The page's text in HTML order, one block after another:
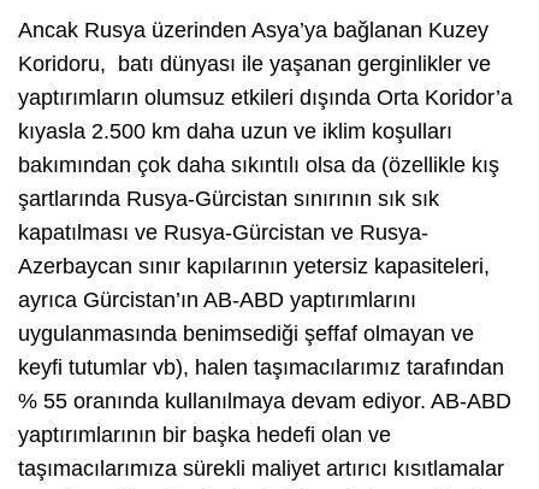
Ancak Rusya üzerinden Asya’ya bağlanan Kuzey
Koridoru, batı dünyası ile yaşanan gerginlikler ve
yaptırımların olumsuz etkileri dışında Orta Koridor’a
kıyasla 2.500 km daha uzun ve iklim koşulları
bakımından çok daha sıkıntılı olsa da (özellikle kış
şartlarında Rusya-Gürcistan sınırının sık sık
kapatılması ve Rusya-Gürcistan ve Rusya-
Azerbaycan sınır kapılarının yetersiz kapasiteleri,
ayrıca Gürcistan’ın AB-ABD yaptırımlarını
uygulanmasında benimsediği şeffaf olmayan ve
keyfi tutumlar vb), halen taşımacılarımız tarafından
% 55 oranında kullanılmaya devam ediyor. AB-ABD
yaptırımlarının bir başka hedefi olan ve
taşımacılarımıza sürekli maliyet artırıcı kısıtlamalar